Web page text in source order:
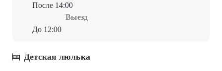
После 14:00
Выезд
До 12:00
Детская люлька